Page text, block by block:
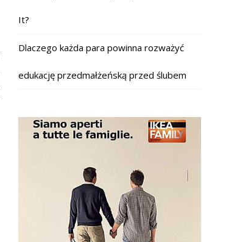
It?
Dlaczego każda para powinna rozważyć
edukację przedmałżeńską przed ślubem